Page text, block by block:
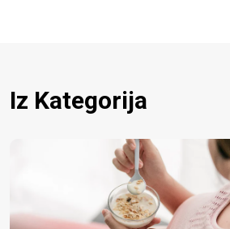
Iz Kategorija